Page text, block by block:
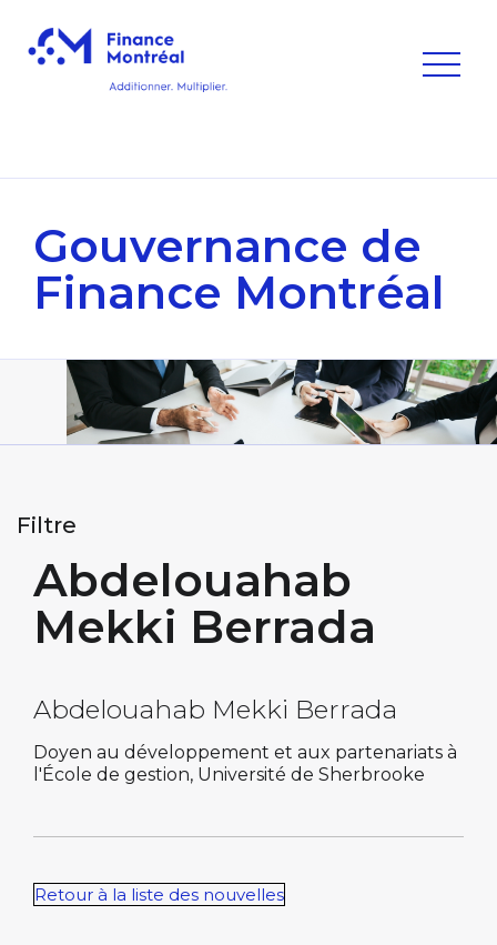
Gouvernance de
Finance Montréal
Filtre
Abdelouahab
Mekki Berrada
Abdelouahab Mekki Berrada
Doyen au développement et aux partenariats à
l'École de gestion, Université de Sherbrooke
Retour à la liste des nouvelles